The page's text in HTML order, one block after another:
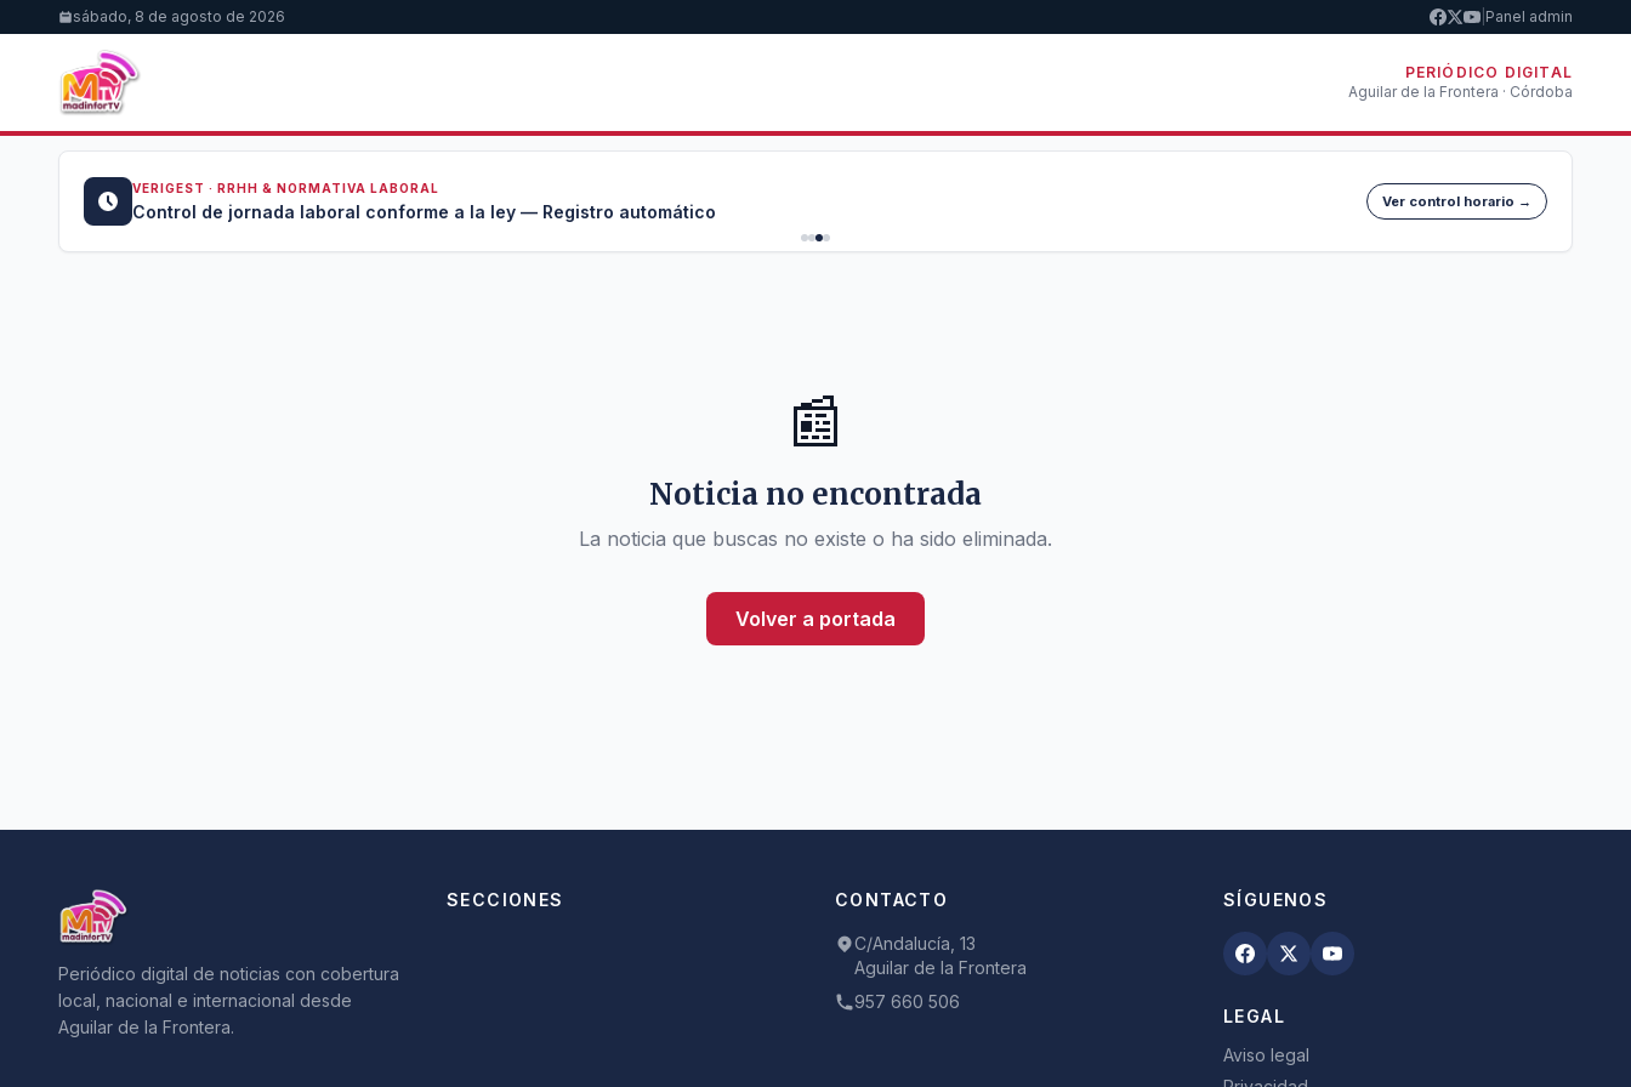
sábado, 8 de agosto de 2026 Panel admin
PERIÓDICO DIGITAL
Aguilar de la Frontera · Córdoba
VERIGEST · RRHH & NORMATIVA LABORAL
Control de jornada laboral conforme a la ley — Registro automático Ver control horario →
📰
Noticia no encontrada
La noticia que buscas no existe o ha sido eliminada.
Volver a portada
Periódico digital de noticias con cobertura
local, nacional e internacional desde
Aguilar de la Frontera.
SECCIONES CONTACTO
C/Andalucía, 13
Aguilar de la Frontera
957 660 506
SÍGUENOS
LEGAL
Aviso legal